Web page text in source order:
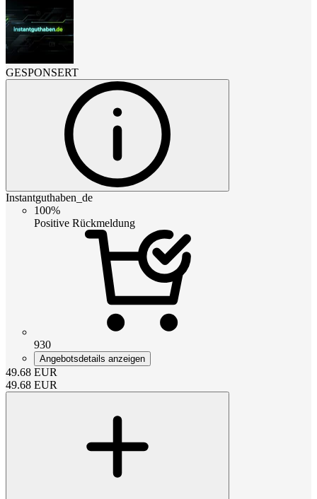
GESPONSERT
Instantguthaben_de
100%
Positive Rückmeldung
930
Angebotsdetails anzeigen
49.68 EUR
49.68 EUR